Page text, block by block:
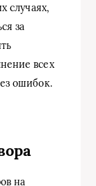
случаях,
за
всех
ошибок.
на